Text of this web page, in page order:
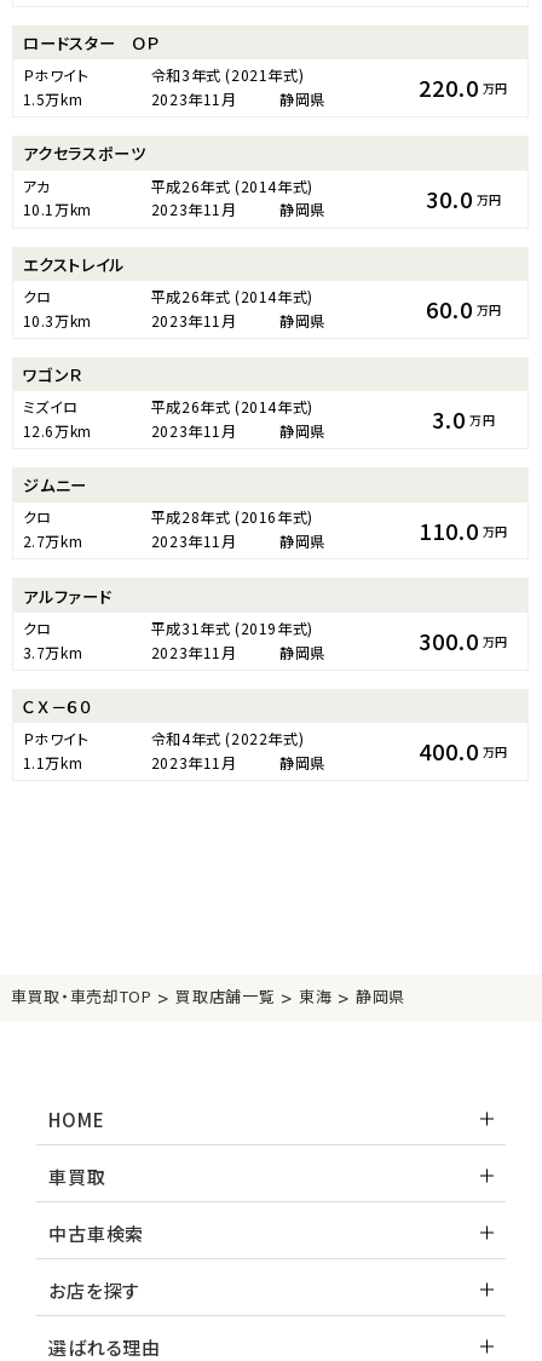
ロードスター ＯＰ
Ｐホワイト 令和3年式 (2021年式)
1.5万km
2023年11月 静岡県 220.0 万円
アクセラスポーツ
アカ 平成26年式 (2014年式)
10.1万km
2023年11月 静岡県 30.0 万円
エクストレイル
クロ 平成26年式 (2014年式)
10.3万km
2023年11月 静岡県 60.0 万円
ワゴンＲ
ミズイロ 平成26年式 (2014年式)
12.6万km
2023年11月 静岡県 3.0 万円
ジムニー
クロ 平成28年式 (2016年式)
2.7万km
2023年11月 静岡県 110.0 万円
アルファード
クロ 平成31年式 (2019年式)
3.7万km
2023年11月 静岡県 300.0 万円
ＣＸ－６０
Ｐホワイト 令和4年式 (2022年式)
1.1万km
2023年11月 静岡県 400.0 万円
車買取・車売却TOP > 買取店舗一覧 > 東海 > 静岡県
HOME
車買取
中古車検索
お店を探す
選ばれる理由